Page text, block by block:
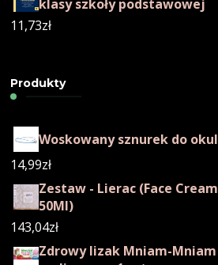
klasy szkoły podstawowej
11,73zł
Produkty
Woskowany sznurek do
14,99zł
Zestaw - Lierac (Face
50Ml)
143,04zł
Zdrowy lizak Mniam-Mniam